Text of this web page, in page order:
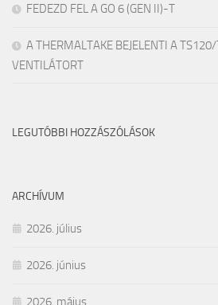
FEDEZD FEL A GO 6 (GEN II)-T
A THERMALTAKE BEJELENTI A
VENTILÁTORT
LEGUTÓBBI HOZZÁSZÓLÁSOK
ARCHÍVUM
2026. július
2026. június
2026. május